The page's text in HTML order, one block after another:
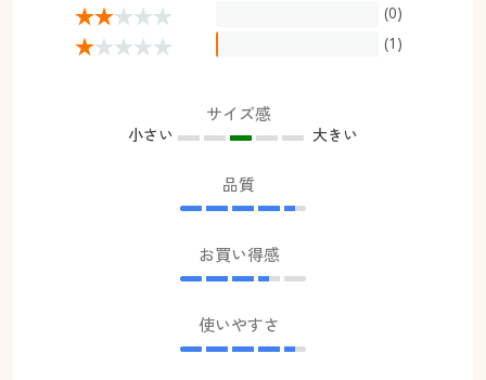
(0)
(1)
サイズ感
小さい 大きい
品質
お買い得感
使いやすさ